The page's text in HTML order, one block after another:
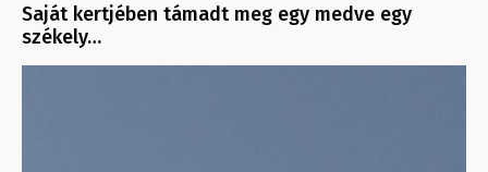
Saját kertjében támadt meg egy medve egy
székely…